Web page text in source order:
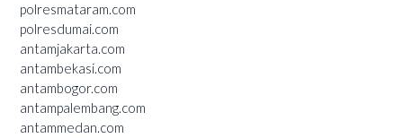
polresmataram.com
polresdumai.com
antamjakarta.com
antambekasi.com
antambogor.com
antampalembang.com
antammedan.com